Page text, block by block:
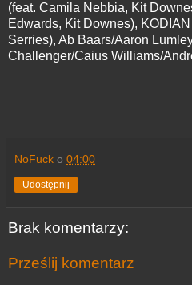
(feat. Camila Nebbia, Kit
Edwards, Kit Downes),
Serries), Ab Baars/Aaron
Challenger/Caius Williams/
NoFuck o 04:00
Udostępnij
Brak komentarzy:
Prześlij komentarz